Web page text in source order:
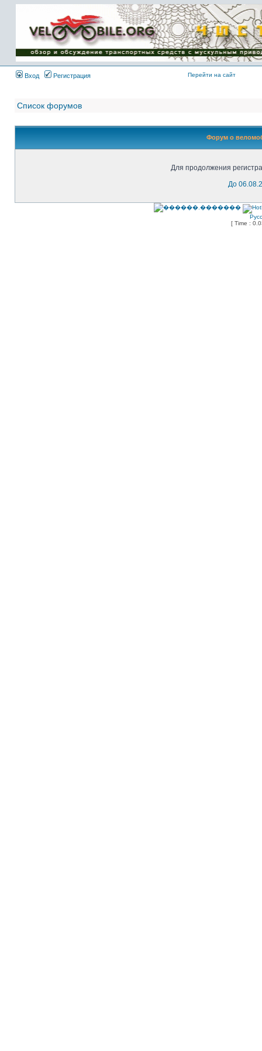
Имя пользователя:
Пароль:
{ LOG_ME_IN_SHORT
}
Вход
Регистрация Перейти на сайт
Список форумов
Форум о
Для продолжения
До
[ Time :